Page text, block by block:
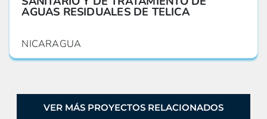
AGUAS RESIDUALES DE TELICA
NICARAGUA
VER MÁS PROYECTOS RELACIONADOS